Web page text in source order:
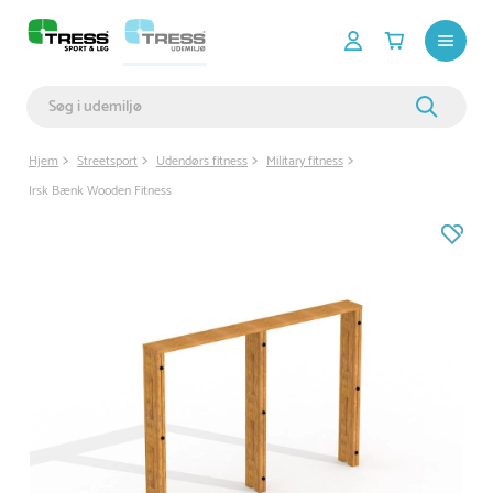
Hjem Streetsport Udendørs fitness
Military fitness
Irsk Bænk Wooden Fitness